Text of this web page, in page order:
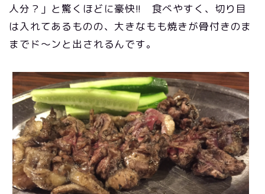
人分？」と驚くほどに豪快!! 食べやすく、切り目
は入れてあるものの、大きなもも焼きが骨付きのま
までド～ンと出されるんです。